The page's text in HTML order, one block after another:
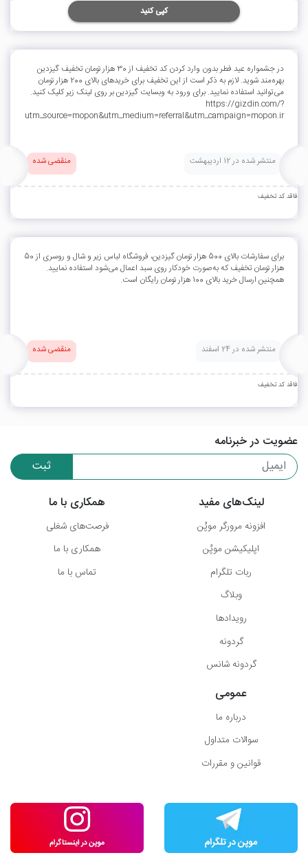
کپی کنید
در جشمواره عید فطر بدون وارد کردن کد تخفیف از 30 هزار تومان تخفیف گیزدین
بهره‌مند شوید. لازم به ذکر است از این تخفیف برای خریدهای بالای 200 هزار تومان
می‌توانید استفاده نمایید. برای ورود به وبسایت گیزدین بر روی لینک زیر کلیک کنید.
https://gizdin.com/?
utm_source=mopon&utm_medium=referral&utm_campaign=mopon.ir
منتشر شده در 12 اردیبهشت منقضی شده
فاقد کد تخفیف
برای سفارشات بالای 500 هزار تومان گیزدین، فروشگاه لباس زیر و شال و روسری از 50
هزار تومان تخفیف که به‌صورت خودکار روی سبد اعمال می‌شود استفاده نمایید.
همچنین ارسال خرید بالای 100 هزار تومان رایگان است.
منتشر شده در 24 اسفند منقضی شده
فاقد کد تخفیف
عضویت در خبرنامه
ثبت
لینک‌های مفید
افزونه مرورگر موپُن
اپلیکیشن موپُن
ربات تلگرام
وبلاگ
رویدادها
گردونه
گردونه شانس
همکاری با ما
فرصت‌های شغلی
همکاری با ما
تماس با ما
عمومی
درباره ما
سوالات متداول
قوانین و مقررات